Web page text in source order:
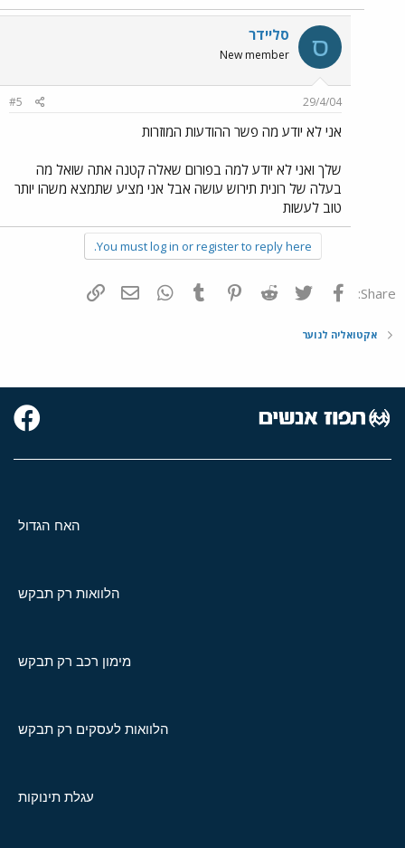
ס סליידר
New member
29/4/04
#5
אני לא יודע מה פשר ההודעות המוזרות
שלך ואני לא יודע למה בפורום שאלה קטנה אתה שואל מה
בעלה של רונית תירוש עושה אבל אני מציע שתמצא משהו יותר
טוב לעשות
You must log in or register to reply here.
Share: פייסבוק Twitter
Reddit
Pinterest
Tumblr
WhatsAppדואר אלקטרוני
אקטואליה לנוער
האח הגדול
הלוואות רק תבקש
מימון רכב רק תבקש
הלוואות לעסקים רק תבקש
עגלת תינוקות